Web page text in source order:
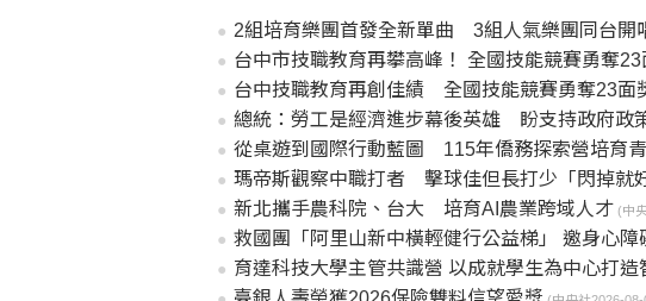
2組培育樂團首發全新單曲 3組人氣樂團同台開唱 從產業開
台中市技職教育再攀高峰！ 全國技能競賽勇奪
台中技職教育再創佳績 全國技能競賽勇奪23面
總統：勞工是經濟進步幕後英雄 盼支持政府政
從桌遊到國際行動藍圖 115年僑務探索營培育
瑪帝斯觀察中職打者 擊球佳但長打少「閃掉就好
新北攜手農科院、台大 培育AI農業跨域人才 (中
救國團「阿里山新中橫輕健行公益梯」 邀身心障
育達科技大學主管共識營 以成就學生為中心打造